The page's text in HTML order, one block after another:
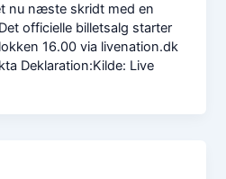
nu næste skridt med en
officielle billetsalg starter
16.00 via livenation.dk
Deklaration:Kilde: Live